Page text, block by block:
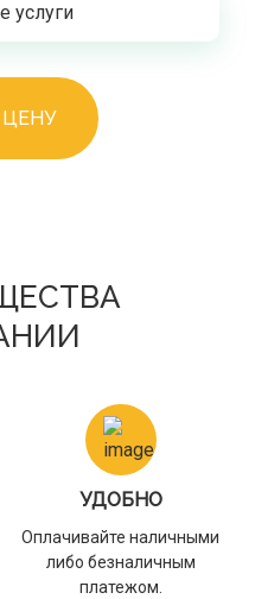
услуги
ЦЕНУ
УДОБНО
Оплачивайте наличными
либо безналичным
платежом.